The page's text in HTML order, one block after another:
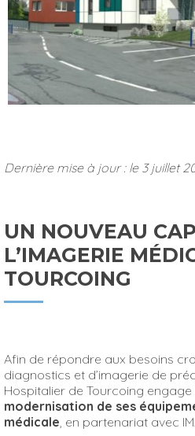
Dernière mise à jour : le 3 juillet
UN NOUVEAU CAP POUR
L’IMAGERIE
TOURCOING
Afin de répondre aux besoins
diagnostics et d’imagerie de
Hospitalier de Tourcoing engage
modernisation de ses
médicale, en partenariat avec